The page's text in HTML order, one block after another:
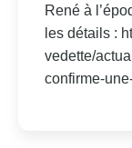
René à
les détails :
vedette/
confirme-